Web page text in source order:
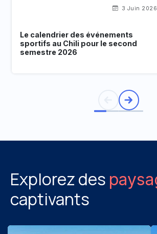
3 Juin 2026
Le calendrier des événements
sportifs au Chili pour le second
semestre 2026
Explorez des
captivants